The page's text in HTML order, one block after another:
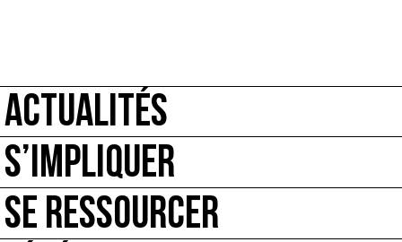
ACTUALITÉS
S’IMPLIQUER
SE RESSOURCER